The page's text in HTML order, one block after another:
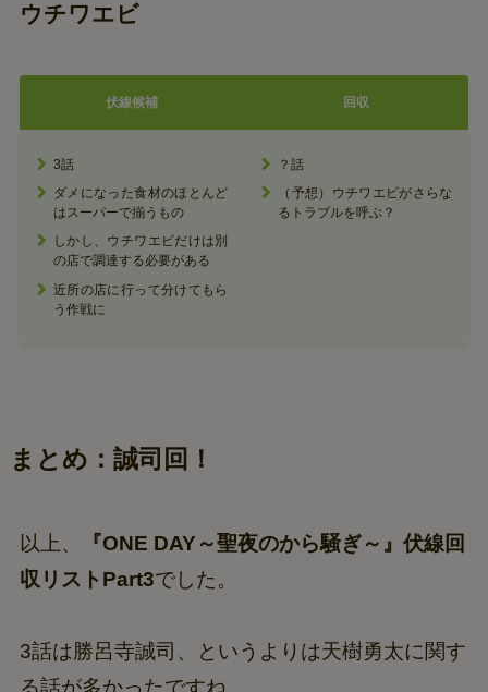
ウチワエビ
伏線候補 回収
3話
ダメになった食材のほとんど
はスーパーで揃うもの
しかし、ウチワエビだけは別
の店で調達する必要がある
近所の店に行って分けてもら
う作戦に
？話
（予想）ウチワエビがさらな
るトラブルを呼ぶ？
まとめ：誠司回！
以上、
『ONE DAY～聖夜のから騒ぎ～』伏線回
収リストPart3でした。
3話は勝呂寺誠司、というよりは天樹勇太に関す
る話が多かったですね。